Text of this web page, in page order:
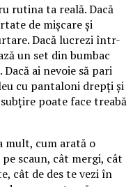
rutina ta reală. Dacă
de mișcare și
Dacă lucrezi într-
un set din bumbac
ai nevoie să pari
cu pantaloni drepți și
poate face treabă
mult, cum arată o
scaun, cât mergi, cât
cât de des te vezi în